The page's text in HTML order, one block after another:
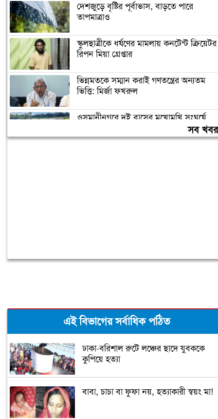
দেশজুড়ে বৃষ্টির পূর্বাভাস, বাড়তে পারে
তাপমাত্রাও
স্কুলছাত্রীকে ধর্ষণের মামলায় কনটেন্ট ক্রিয়েটর
রিপন মিয়া গ্রেপ্তার
ভিন্নমতকে সম্মান করাই গণতন্ত্রের অন্যতম
ভিত্তি: মির্জা ফখরুল
ওসমানীনগরে দুই বাসের মুখোমুখি সংঘর্ষে
সব
এই বিভাগের সর্বাধিক পঠিত
ঢাকা-বরিশাল রুটে লঞ্চের ছাদে যুবককে
কুপিয়ে হত্যা
বাবা, চাচা বা ফুফা নয়, হত্যাকারী স্বয়ং মা!